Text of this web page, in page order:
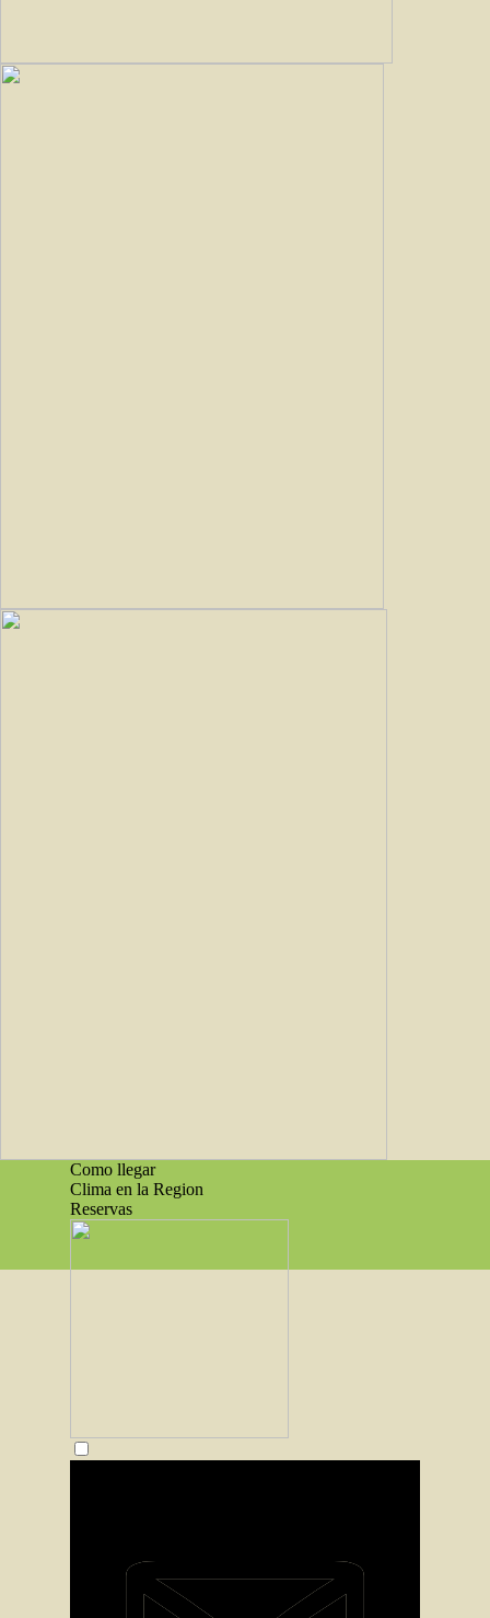
Como llegar
Clima en la Region
Reservas